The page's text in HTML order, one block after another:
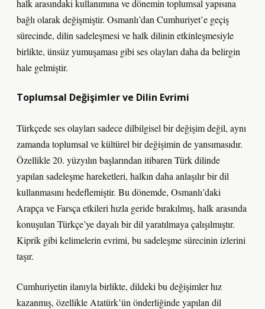
halk arasındaki kullanımına ve dönemin toplumsal yapısına
bağlı olarak değişmiştir. Osmanlı’dan Cumhuriyet’e geçiş
sürecinde, dilin sadeleşmesi ve halk dilinin etkinleşmesiyle
birlikte, ünsüz yumuşaması gibi ses olayları daha da belirgin
hale gelmiştir.
Toplumsal Değişimler ve Dilin Evrimi
Türkçede ses olayları sadece dilbilgisel bir değişim değil, aynı
zamanda toplumsal ve kültürel bir değişimin de yansımasıdır.
Özellikle 20. yüzyılın başlarından itibaren Türk dilinde
yapılan sadeleşme hareketleri, halkın daha anlaşılır bir dil
kullanmasını hedeflemiştir. Bu dönemde, Osmanlı’daki
Arapça ve Farsça etkileri hızla geride bırakılmış, halk arasında
konuşulan Türkçe’ye dayalı bir dil yaratılmaya çalışılmıştır.
Kiprik gibi kelimelerin evrimi, bu sadeleşme sürecinin izlerini
taşır.
Cumhuriyetin ilanıyla birlikte, dildeki bu değişimler hız
kazanmış, özellikle Atatürk’ün önderliğinde yapılan dil